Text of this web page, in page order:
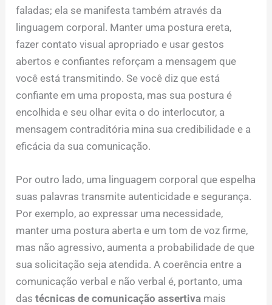
faladas; ela se manifesta também através da
linguagem corporal. Manter uma postura ereta,
fazer contato visual apropriado e usar gestos
abertos e confiantes reforçam a mensagem que
você está transmitindo. Se você diz que está
confiante em uma proposta, mas sua postura é
encolhida e seu olhar evita o do interlocutor, a
mensagem contraditória mina sua credibilidade e a
eficácia da sua comunicação.
Por outro lado, uma linguagem corporal que espelha
suas palavras transmite autenticidade e segurança.
Por exemplo, ao expressar uma necessidade,
manter uma postura aberta e um tom de voz firme,
mas não agressivo, aumenta a probabilidade de que
sua solicitação seja atendida. A coerência entre a
comunicação verbal e não verbal é, portanto, uma
dastécnicas de comunicação assertiva mais